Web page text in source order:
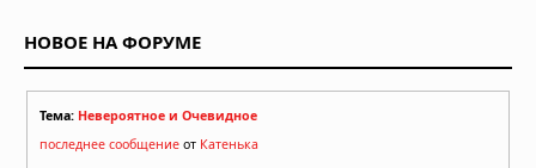
НОВОЕ НА ФОРУМЕ
Тема: Невероятное и Очевидное
последнее сообщение от Катенька